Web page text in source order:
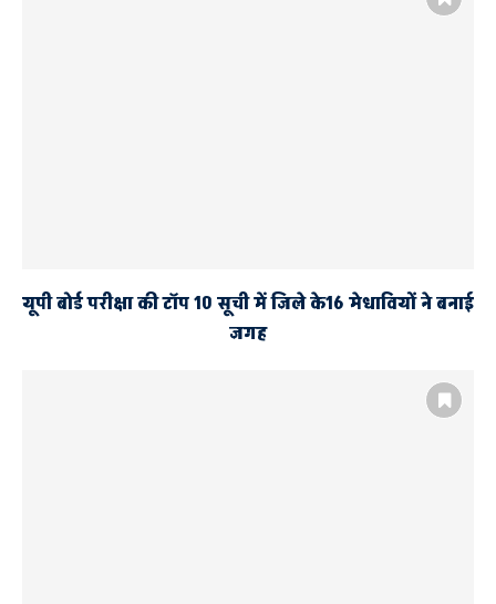
यूपी बोर्ड परीक्षा की टॉप 10 सूची में जिले के16 मेधावियों ने बनाई
जगह